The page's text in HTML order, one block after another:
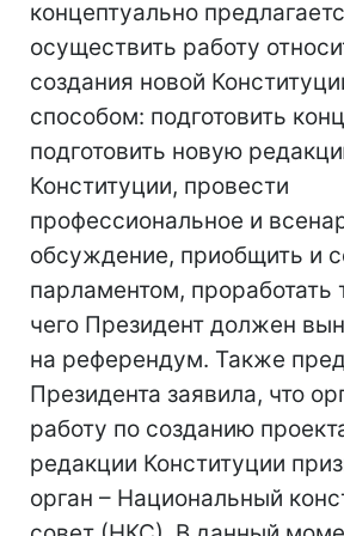
концептуально
осуществить работу
создания новой
способом: подготовить
подготовить новую
Конституции, провести
профессиональное и
обсуждение, приобщить и
парламентом, проработать
чего Президент должен
на референдум. Также
Президента заявила, что
работу по созданию
редакции Конституции
орган – Национальный